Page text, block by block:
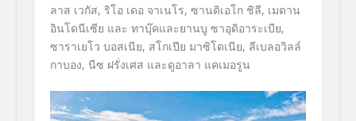
ลาส เวกัส, ริโอ เดอ จาเนโร, ซานดิเอโก ชิลี, เมดาน
อินโดนีเซีย และ ทาบุ๊คและยานบู ซาอุดิอาระเบีย,
ซาราเยโว บอสเนีย, สโกเปีย มาซิโดเนีย, ลีเบลอวิลล์
กาบอง, นีซ ฝรั่งเศส และดูอาลา แคเมอรูน